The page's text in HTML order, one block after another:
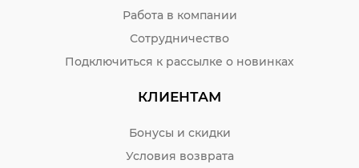
Работа в компании
Сотрудничество
Подключиться к рассылке о новинках
КЛИЕНТАМ
Бонусы и скидки
Условия возврата